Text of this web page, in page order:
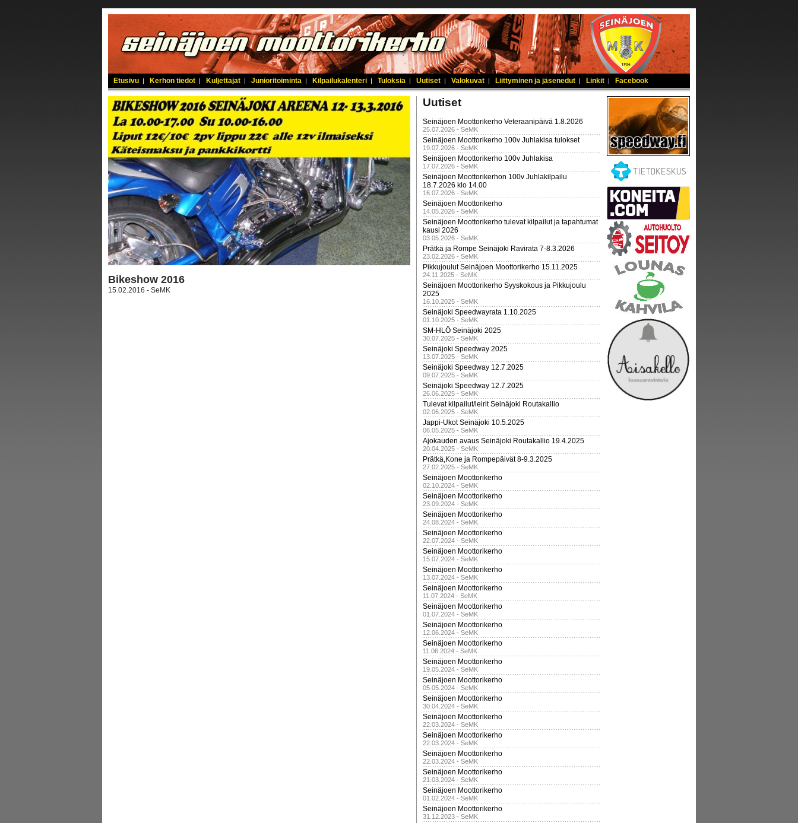
Etusivu | Kerhon tiedot | Kuljettajat | Junioritoiminta | Kilpailukalenteri | Tuloksia | Uutiset | Valokuvat | Liittyminen ja jäsenedut | Linkit | Facebook
Bikeshow 2016
15.02.2016 - SeMK
Uutiset
Seinäjoen Moottorikerho Veteraanipäivä 1.8.2026
25.07.2026 - SeMK
Seinäjoen Moottorikerho 100v Juhlakisa tulokset
19.07.2026 - SeMK
Seinäjoen Moottorikerho 100v Juhlakisa
17.07.2026 - SeMK
Seinäjoen Moottorikerhon 100v Juhlakilpailu
18.7.2026 klo 14.00
16.07.2026 - SeMK
Seinäjoen Moottorikerho
14.05.2026 - SeMK
Seinäjoen Moottorikerho tulevat kilpailut ja tapahtumat
kausi 2026
03.05.2026 - SeMK
Prätkä ja Rompe Seinäjoki Ravirata 7-8.3.2026
23.02.2026 - SeMK
Pikkujoulut Seinäjoen Moottorikerho 15.11.2025
24.11.2025 - SeMK
Seinäjoen Moottorikerho Syyskokous ja Pikkujoulu
2025
16.10.2025 - SeMK
Seinäjoki Speedwayrata 1.10.2025
01.10.2025 - SeMK
SM-HLÖ Seinäjoki 2025
30.07.2025 - SeMK
Seinäjoki Speedway 2025
13.07.2025 - SeMK
Seinäjoki Speedway 12.7.2025
09.07.2025 - SeMK
Seinäjoki Speedway 12.7.2025
26.06.2025 - SeMK
Tulevat kilpailut/leirit Seinäjoki Routakallio
02.06.2025 - SeMK
Jappi-Ukot Seinäjoki 10.5.2025
06.05.2025 - SeMK
Ajokauden avaus Seinäjoki Routakallio 19.4.2025
20.04.2025 - SeMK
Prätkä,Kone ja Rompepäivät 8-9.3.2025
27.02.2025 - SeMK
Seinäjoen Moottorikerho
02.10.2024 - SeMK
Seinäjoen Moottorikerho
23.09.2024 - SeMK
Seinäjoen Moottorikerho
24.08.2024 - SeMK
Seinäjoen Moottorikerho
22.07.2024 - SeMK
Seinäjoen Moottorikerho
15.07.2024 - SeMK
Seinäjoen Moottorikerho
13.07.2024 - SeMK
Seinäjoen Moottorikerho
11.07.2024 - SeMK
Seinäjoen Moottorikerho
01.07.2024 - SeMK
Seinäjoen Moottorikerho
12.06.2024 - SeMK
Seinäjoen Moottorikerho
11.06.2024 - SeMK
Seinäjoen Moottorikerho
19.05.2024 - SeMK
Seinäjoen Moottorikerho
05.05.2024 - SeMK
Seinäjoen Moottorikerho
30.04.2024 - SeMK
Seinäjoen Moottorikerho
22.03.2024 - SeMK
Seinäjoen Moottorikerho
22.03.2024 - SeMK
Seinäjoen Moottorikerho
22.03.2024 - SeMK
Seinäjoen Moottorikerho
21.03.2024 - SeMK
Seinäjoen Moottorikerho
01.02.2024 - SeMK
Seinäjoen Moottorikerho
31.12.2023 - SeMK